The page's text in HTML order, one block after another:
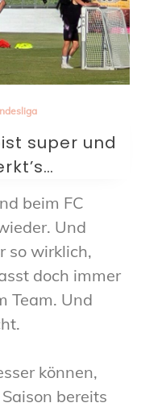
super und
beim FC
Und
so wirklich,
doch immer
Team. Und
können,
bereits